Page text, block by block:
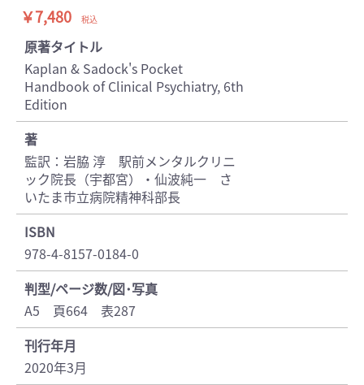
￥7,480 税込
原著タイトル
Kaplan & Sadock's Pocket
Handbook of Clinical Psychiatry, 6th
Edition
著
監訳：岩脇 淳 駅前メンタルクリニ
ック院長（宇都宮）・仙波純一 さ
いたま市立病院精神科部長
ISBN
978-4-8157-0184-0
判型/ページ数/図･写真
A5 頁664 表287
刊行年月
2020年3月